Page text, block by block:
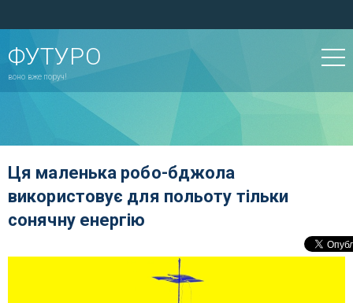
ФУТУРО
воно вже поруч!
Ця маленька робо-бджола
використовує для польоту тільки
сонячну енергію